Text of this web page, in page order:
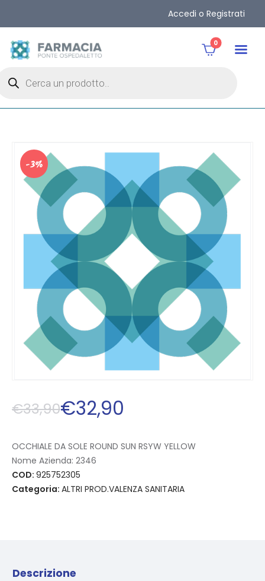
Accedi o Registrati
0
-3%
€33,90€32,90
OCCHIALE DA SOLE ROUND SUN RSYW YELLOW
Nome Azienda: 2346
COD: 925752305
Categoria: ALTRI PROD.VALENZA SANITARIA
Descrizione